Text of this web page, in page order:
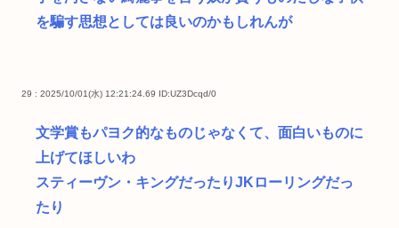
を騙す思想としては良いのかもしれんが
29 : 2025/10/01(水) 12:21:24.69 ID:UZ3Dcqd/0
文学賞もパヨク的なものじゃなくて、面白いものに
上げてほしいわ
スティーヴン・キングだったりJKローリングだっ
たり